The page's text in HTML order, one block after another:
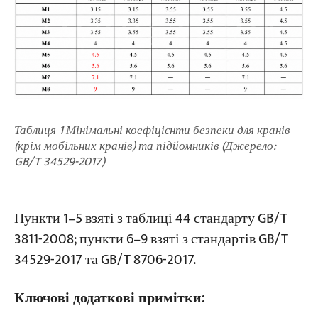
Таблиця 1 Мінімальні коефіцієнти безпеки для кранів
(крім мобільних кранів) та підйомників (Джерело:
GB/T 34529-2017)
Пункти 1–5 взяті з таблиці 44 стандарту GB/T
3811-2008; пункти 6–9 взяті з стандартів GB/T
34529-2017 та GB/T 8706-2017.
Ключові додаткові примітки: